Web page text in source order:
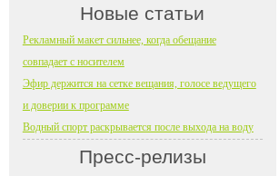
Новые статьи
Рекламный макет сильнее, когда обещание
совпадает с носителем
Эфир держится на сетке вещания, голосе ведущего
и доверии к программе
Водный спорт раскрывается после выхода на воду
Пресс-релизы